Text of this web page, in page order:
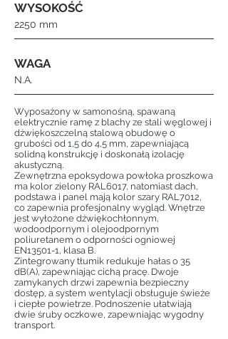
WYSOKOŚĆ
2250 mm
WAGA
N.A.
Wyposażony w samonośną, spawaną
elektrycznie ramę z blachy ze stali węglowej i
dźwiękoszczelną stalową obudowę o
grubości od 1,5 do 4,5 mm, zapewniającą
solidną konstrukcję i doskonałą izolację
akustyczną.
Zewnętrzna epoksydowa powłoka proszkowa
ma kolor zielony RAL6017, natomiast dach,
podstawa i panel mają kolor szary RAL7012,
co zapewnia profesjonalny wygląd. Wnętrze
jest wyłożone dźwiękochłonnym,
wodoodpornym i olejoodpornym
poliuretanem o odporności ogniowej
EN13501-1, klasa B.
Zintegrowany tłumik redukuje hałas o 35
dB(A), zapewniając cichą pracę. Dwoje
zamykanych drzwi zapewnia bezpieczny
dostęp, a system wentylacji obsługuje świeże
i ciepłe powietrze. Podnoszenie ułatwiają
dwie śruby oczkowe, zapewniając wygodny
transport.